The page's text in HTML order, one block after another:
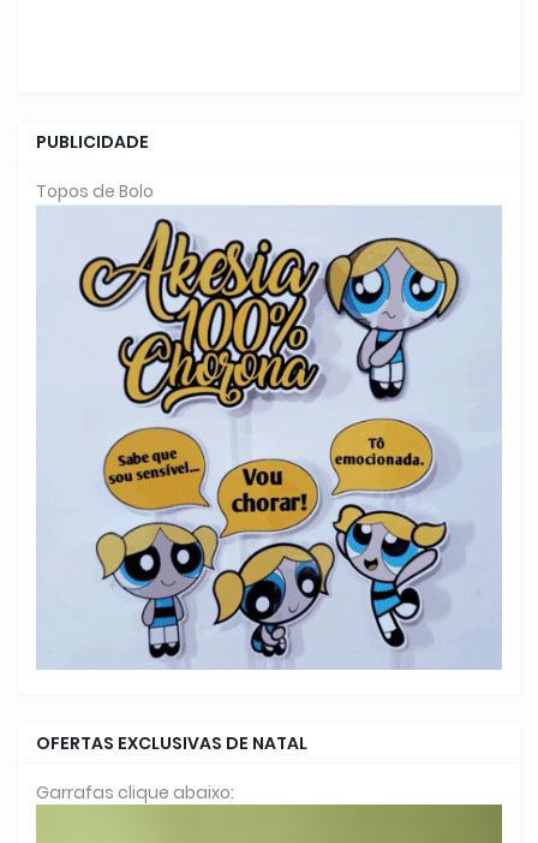
PUBLICIDADE
Topos de Bolo
OFERTAS EXCLUSIVAS DE NATAL
Garrafas clique abaixo: